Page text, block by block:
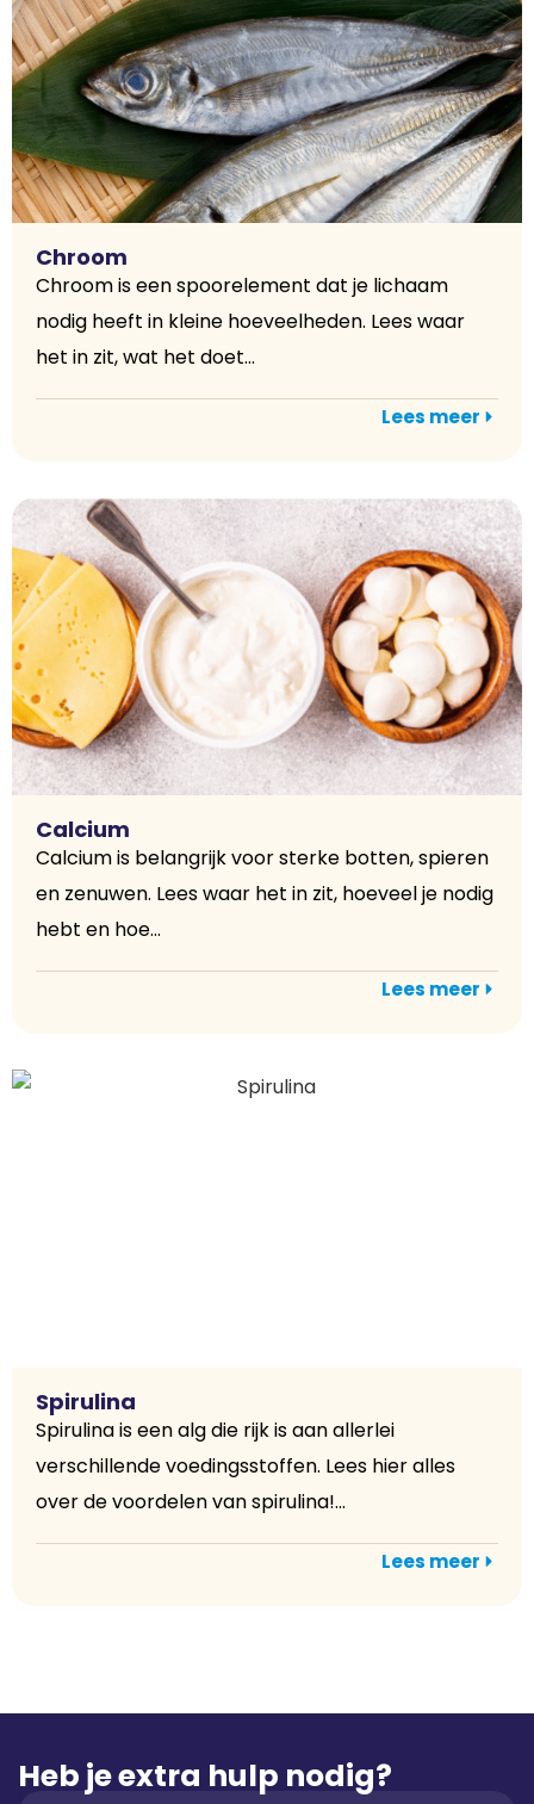
Chroom
Chroom is een spoorelement dat je lichaam
nodig heeft in kleine hoeveelheden. Lees waar
het in zit, wat het doet...
Lees meer
Calcium
Calcium is belangrijk voor sterke botten, spieren
en zenuwen. Lees waar het in zit, hoeveel je nodig
hebt en hoe...
Lees meer
Spirulina
Spirulina is een alg die rijk is aan allerlei
verschillende voedingsstoffen. Lees hier alles
over de voordelen van spirulina!...
Lees meer
Heb je extra hulp nodig?